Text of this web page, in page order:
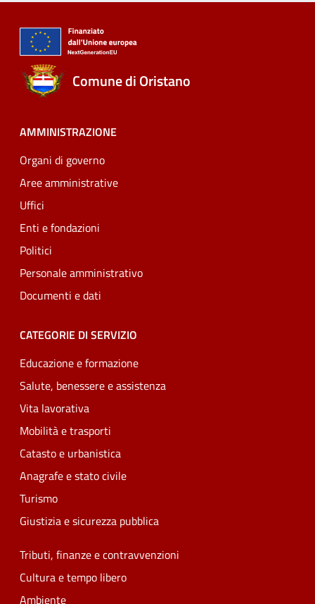
Comune di Oristano
AMMINISTRAZIONE
Organi di governo
Aree amministrative
Uffici
Enti e fondazioni
Politici
Personale amministrativo
Documenti e dati
CATEGORIE DI SERVIZIO
Educazione e formazione
Salute, benessere e assistenza
Vita lavorativa
Mobilità e trasporti
Catasto e urbanistica
Anagrafe e stato civile
Turismo
Giustizia e sicurezza pubblica
Tributi, finanze e contravvenzioni
Cultura e tempo libero
Ambiente